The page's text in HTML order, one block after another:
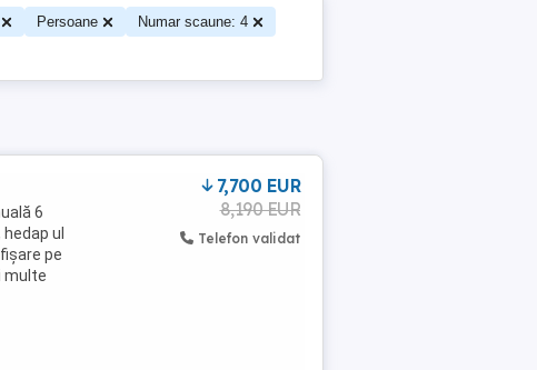
Persoane
Numar scaune: 4
6
ul
pe
multe
7,700 EUR
8,190 EUR
Telefon validat